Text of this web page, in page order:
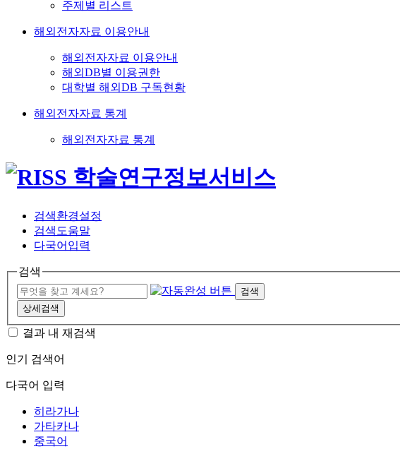
주제별 리스트
해외전자자료 이용안내
해외전자자료 이용안내
해외DB별 이용권한
대학별 해외DB 구독현황
해외전자자료 통계
해외전자자료 통계
검색환경설정
검색도움말
다국어입력
검색
검색
상세검색
결과 내 재검색
인기 검색어
다국어 입력
히라가나
가타카나
중국어